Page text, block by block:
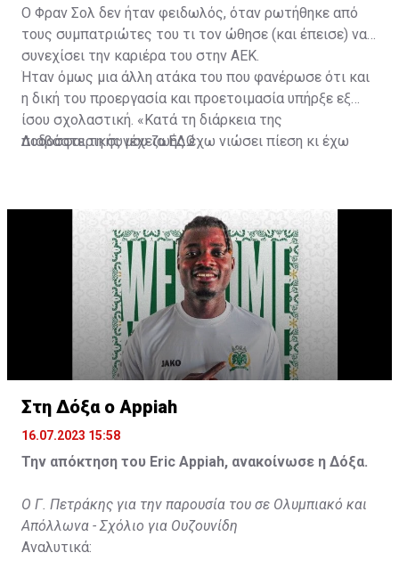
Ο Φραν Σολ δεν ήταν φειδωλός, όταν ρωτήθηκε από
τους συμπατριώτες του τι τον ώθησε (και έπεισε) να
συνεχίσει την καριέρα του στην ΑΕΚ.
Ήταν όμως μια άλλη ατάκα του που φανέρωσε ότι και
η δική του προεργασία και προετοιμασία υπήρξε εξ
ίσου σχολαστική. «Κατά τη διάρκεια της
ποδοσφαιρικής μου ζωής έχω νιώσει πίεση κι έχω
31χρονος άσος.
Διαβάστε τη συνέχειαΕΔΩ
Στη Δόξα ο Appiah
16.07.2023 15:58
Την απόκτηση του Eric Appiah, ανακοίνωσε η Δόξα.
Ο Γ. Πετράκης για την παρουσία του σε Ολυμπιακό και
Απόλλωνα - Σχόλιο για Ουζουνίδη
Αναλυτικά: